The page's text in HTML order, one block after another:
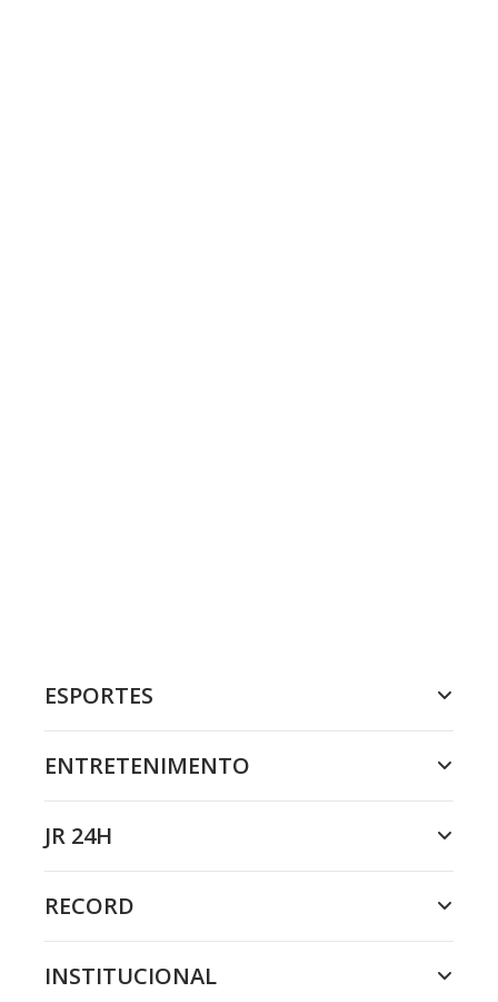
ESPORTES
ENTRETENIMENTO
JR 24H
RECORD
INSTITUCIONAL